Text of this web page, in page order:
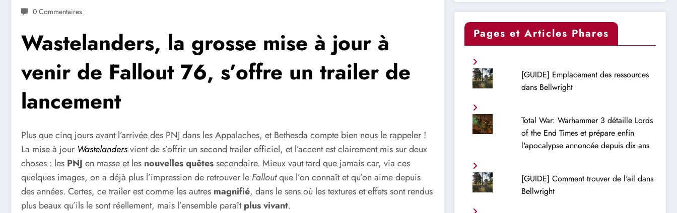
0 Commentaires
Wastelanders, la grosse mise à jour à
venir de Fallout 76, s’offre un trailer de
lancement
Plus que cinq jours avant l’arrivée des PNJ dans les Appalaches, et Bethesda compte bien nous le rappeler !
La mise à jour Wastelandersvient de s’offrir un second trailer officiel, et l’accent est clairement mis sur deux
choses : les PNJ en masse et les nouvelles quêtessecondaire. Mieux vaut tard que jamais car, via ces
quelques images, on a déjà plus l’impression de retrouver le Falloutque l’on connaît et qu’on aime depuis
des années. Certes, ce trailer est comme les autres magnifié, dans le sens où les textures et effets sont rendus
plus beaux qu’ils le sont réellement, mais l’ensemble paraîtplus vivant.
Pages et Articles Phares
[GUIDE] Emplacement des ressources
dans Bellwright
Total War: Warhammer 3 détaille Lords
of the End Times et prépare enfin
l'apocalypse annoncée depuis dix ans
[GUIDE] Comment trouver de l'ail dans
Bellwright